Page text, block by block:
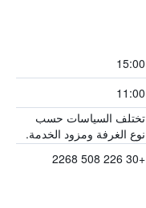
15:00
11:00
تختلف السياسات حسب
نوع الغرفة ومزود الخدمة.
+30 226 508 2268